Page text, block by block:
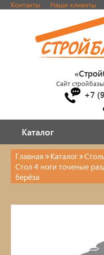
Контакты Наши клиенты
Сайт
+7
Каталог
Каталог
Каталог
Главная Каталог
Стол 4 ноги точеные
берёза